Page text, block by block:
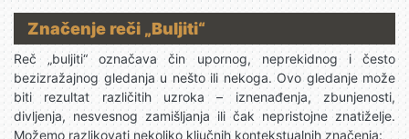
Značenje reči „Buljiti“
Reč „buljiti“ označava čin upornog, neprekidnog i često
bezizražajnog gledanja u nešto ili nekoga. Ovo gledanje može
biti rezultat različitih uzroka – iznenađenja, zbunjenosti,
divljenja, nesvesnog zamišljanja ili čak nepristojne znatiželje.
Možemo razlikovati nekoliko ključnih kontekstualnih značenja: